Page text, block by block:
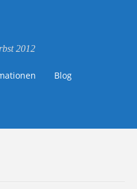
2012
Blog